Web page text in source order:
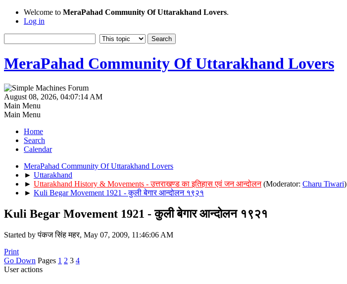
Welcome to MeraPahad Community Of Uttarakhand Lovers.
Log in
MeraPahad Community Of Uttarakhand Lovers
August 08, 2026, 04:07:14 AM
Main Menu
Main Menu
Home
Search
Calendar
MeraPahad Community Of Uttarakhand Lovers
► Uttarakhand
► Uttarakhand History & Movements - उत्तराखण्ड का इतिहास एवं जन आन्दोलन (Moderator: Charu Tiwari)
► Kuli Begar Movement 1921 - कुली बेगार आन्दोलन १९२१
Kuli Begar Movement 1921 - कुली बेगार आन्दोलन १९२१
Started by पंकज सिंह महर, May 07, 2009, 11:46:06 AM
Print
Go Down Pages 1 2 3 4
User actions